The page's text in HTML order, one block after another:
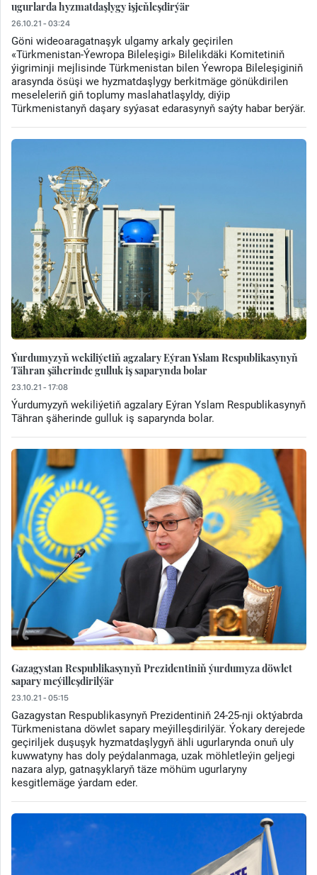
ugurlarda hyzmatdaşlygy işjeňleşdirýär
26.10.21 - 03:24
Göni wideoaragatnaşyk ulgamy arkaly geçirilen
«Türkmenistan-Ýewropa Bileleşigi» Bilelikdäki Komitetiniň
ýigriminji mejlisinde Türkmenistan bilen Ýewropa Bileleşiginiň
arasynda ösüşi we hyzmatdaşlygy berkitmäge gönükdirilen
meseleleriň giň toplumy maslahatlaşyldy, diýip
Türkmenistanyň daşary syýasat edarasynyň saýty habar berýär.
Ýurdumyzyň wekiliýetiň agzalary Eýran Yslam Respublikasynyň
Tähran şäherinde gulluk iş saparynda bolar
23.10.21 - 17:08
Ýurdumyzyň wekiliýetiň agzalary Eýran Yslam Respublikasynyň
Tähran şäherinde gulluk iş saparynda bolar.
Gazagystan Respublikasynyň Prezidentiniň ýurdumyza döwlet
sapary meýilleşdirilýär
23.10.21 - 05:15
Gazagystan Respublikasynyň Prezidentiniň 24-25-nji oktýabrda
Türkmenistana döwlet sapary meýilleşdirilýär. Ýokary derejede
geçiriljek duşuşyk hyzmatdaşlygyň ähli ugurlarynda onuň uly
kuwwatyny has doly peýdalanmaga, uzak möhletleýin geljegi
nazara alyp, gatnaşyklaryň täze möhüm ugurlaryny
kesgitlemäge ýardam eder.